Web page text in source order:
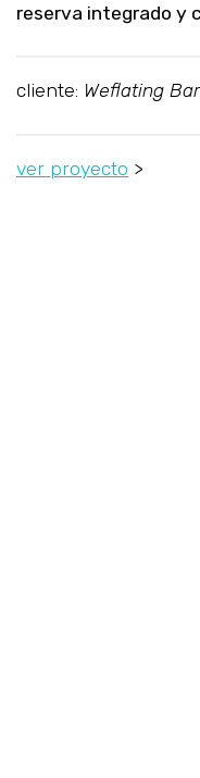
reserva integrado y
cliente: Weflating
ver proyecto >